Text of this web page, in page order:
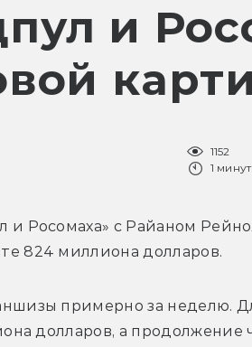
и
1152
1
и Росомаха» с Райаном
824 миллиона долларов.
примерно за неделю.
долларов, а